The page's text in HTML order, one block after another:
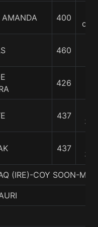
400
460
426
437
3/4
437
3/4
(IRE)-COY SOON-